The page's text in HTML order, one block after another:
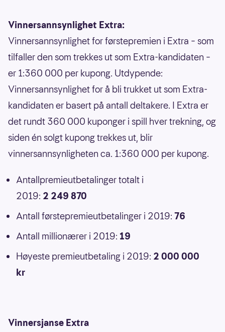
Vinnersannsynlighet Extra:
Vinnersannsynlighet for førstepremien i Extra – som
tilfaller den som trekkes ut som Extra-kandidaten –
er 1:360 000 per kupong. Utdypende:
Vinnersannsynlighet for å bli trukket ut som Extra-
kandidaten er basert på antall deltakere. I Extra er
det rundt 360 000 kuponger i spill hver trekning, og
siden én solgt kupong trekkes ut, blir
vinnersannsynligheten ca. 1:360 000 per kupong.
Antallpremieutbetalinger totalt i
2019: 2 249 870
Antall førstepremieutbetalinger i 2019: 76
Antall millionærer i 2019: 19
Høyeste premieutbetaling i 2019: 2 000 000
kr
Vinnersjanse Extra